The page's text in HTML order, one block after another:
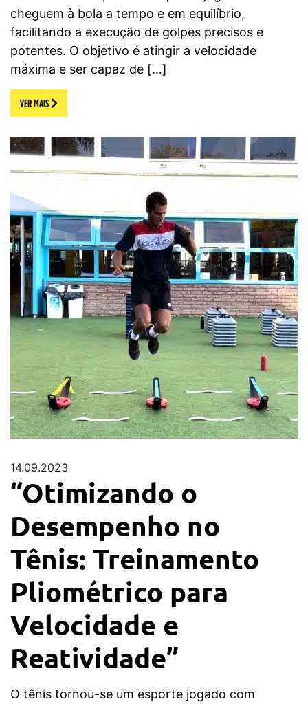
cheguem à bola a tempo e em equilíbrio,
facilitando a execução de golpes precisos e
potentes. O objetivo é atingir a velocidade
máxima e ser capaz de […]
VER MAIS
14.09.2023
“Otimizando o
Desempenho no
Tênis: Treinamento
Pliométrico para
Velocidade e
Reatividade”
O tênis tornou-se um esporte jogado com